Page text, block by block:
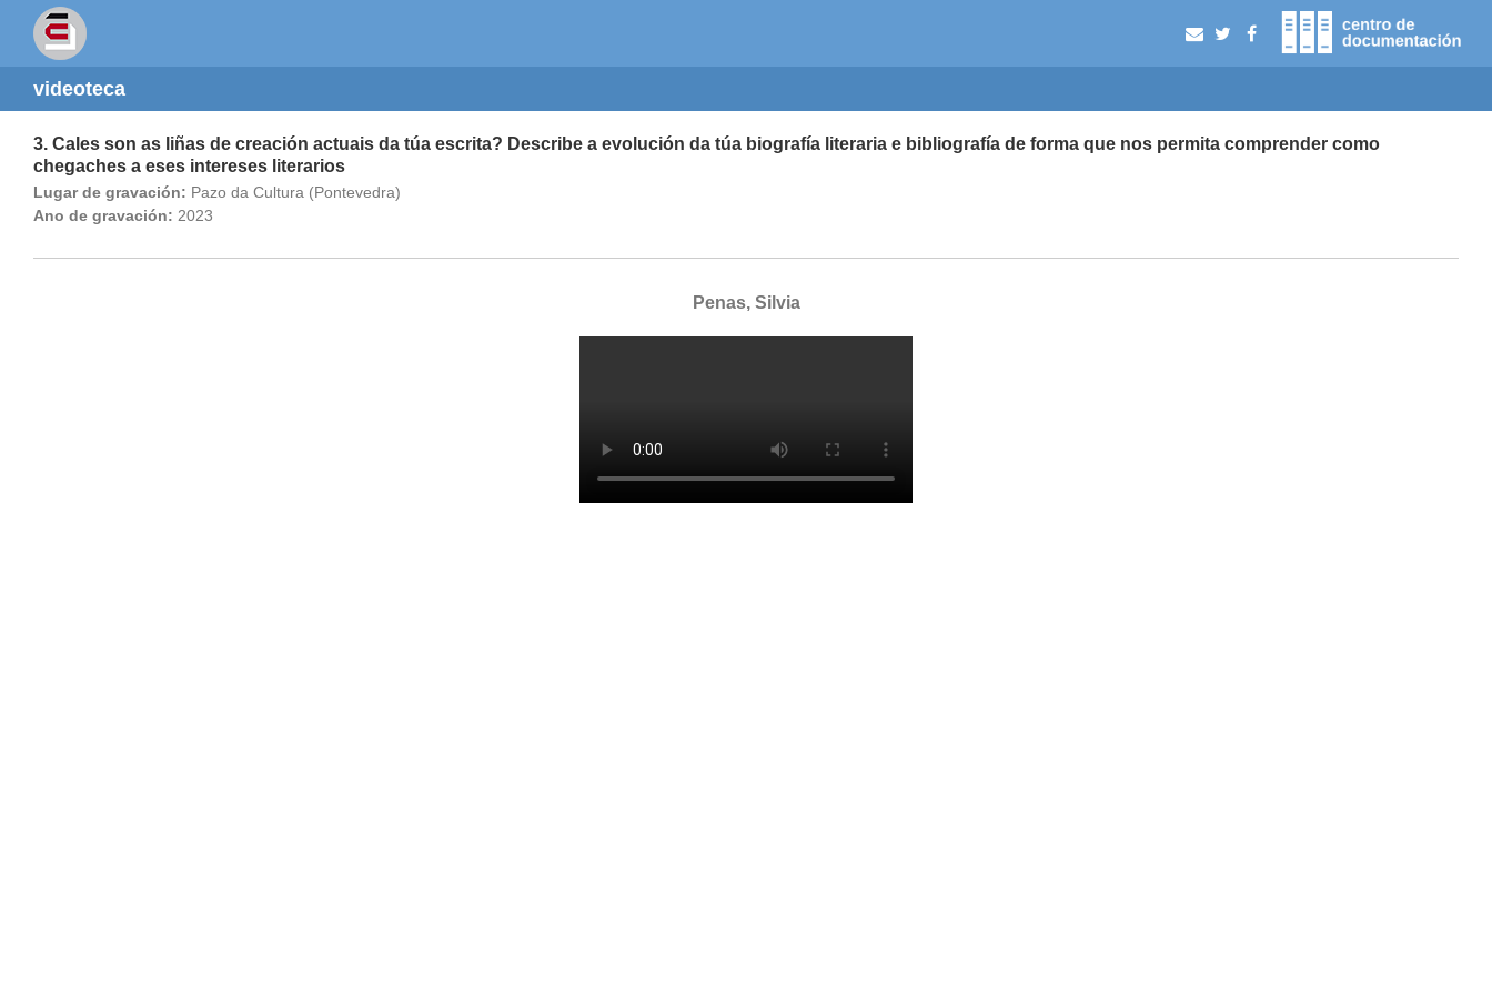
videoteca
3. Cales son as liñas de creación actuais da túa escrita? Describe a evolución da túa biografía literaria e bibliografía de forma que nos permita comprender como
chegaches a eses intereses literarios
Lugar de gravación: Pazo da Cultura (Pontevedra)
Ano de gravación: 2023
Penas, Silvia